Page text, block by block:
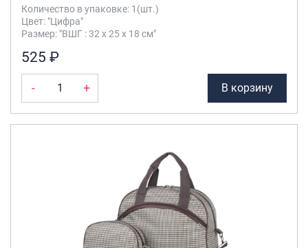
Количество в упаковке: 1(шт.)
Цвет: "Цифра"
Размер: "ВШГ : 32 х 25 х 18 см"
525 ₽
- + В корзину